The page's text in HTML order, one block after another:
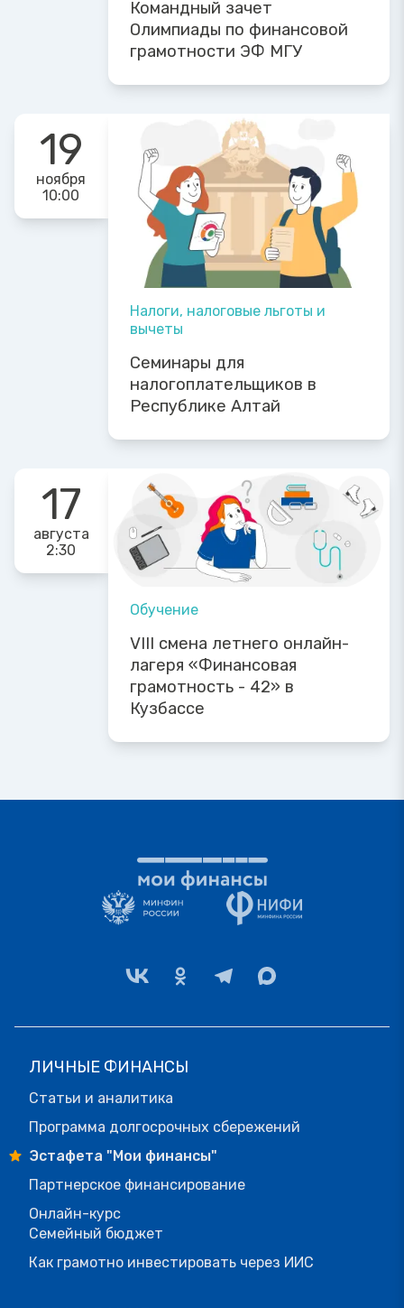
Командный зачет
Олимпиады по финансовой
грамотности ЭФ МГУ
19
ноября
10:00
Налоги, налоговые льготы и
вычеты
Семинары для
налогоплательщиков в
Республике Алтай
17
августа
2:30
Обучение
VIII смена летнего онлайн-
лагеря «Финансовая
грамотность - 42» в
Кузбассе
ЛИЧНЫЕ ФИНАНСЫ
Статьи и аналитика
Программа долгосрочных сбережений
Эстафета "Мои финансы"
Партнерское финансирование
Онлайн-курс
Семейный бюджет
Как грамотно инвестировать через ИИС